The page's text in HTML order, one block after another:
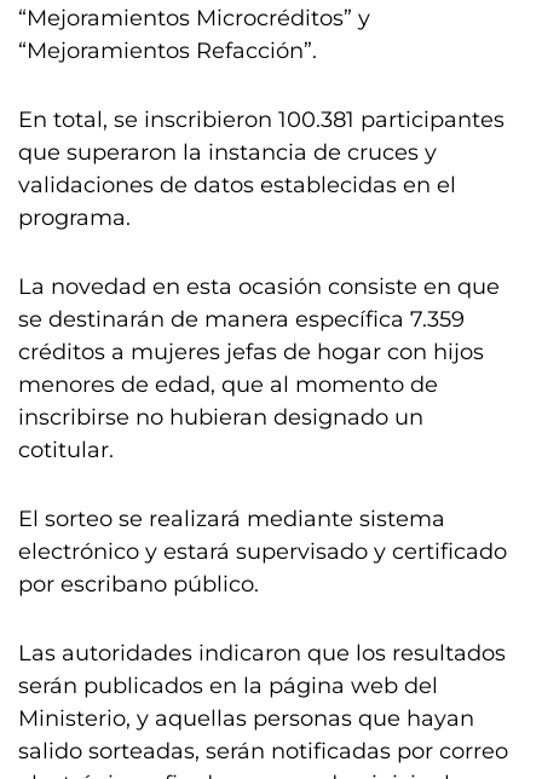
“Mejoramientos Microcréditos” y
“Mejoramientos Refacción”.
En total, se inscribieron 100.381 participantes
que superaron la instancia de cruces y
validaciones de datos establecidas en el
programa.
La novedad en esta ocasión consiste en que
se destinarán de manera específica 7.359
créditos a mujeres jefas de hogar con hijos
menores de edad, que al momento de
inscribirse no hubieran designado un
cotitular.
El sorteo se realizará mediante sistema
electrónico y estará supervisado y certificado
por escribano público.
Las autoridades indicaron que los resultados
serán publicados en la página web del
Ministerio, y aquellas personas que hayan
salido sorteadas, serán notificadas por correo